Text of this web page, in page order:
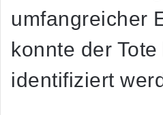
umfangreicher
konnte der
identifiziert